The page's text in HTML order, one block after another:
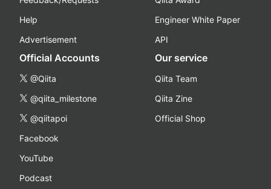
Help
Advertisement
Engineer White Paper
API
Official Accounts
@Qiita
@qiita_milestone
@qiitapoi
Facebook
YouTube
Podcast
Our service
Qiita Team
Qiita Zine
Official Shop